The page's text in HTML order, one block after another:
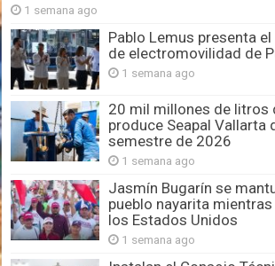
1 semana ago
Pablo Lemus presenta
de electromovilidad de
1 semana ago
20 mil millones de litros
produce Seapal Vallarta
semestre de 2026
1 semana ago
Jasmín Bugarín se
pueblo nayarita
los Estados Unidos
1 semana ago